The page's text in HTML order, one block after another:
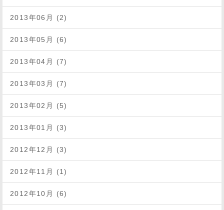
2013年06月 (2)
2013年05月 (6)
2013年04月 (7)
2013年03月 (7)
2013年02月 (5)
2013年01月 (3)
2012年12月 (3)
2012年11月 (1)
2012年10月 (6)